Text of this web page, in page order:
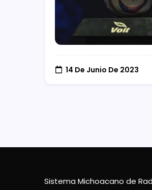
14 De Junio De 2023
Sistema Michoacano de